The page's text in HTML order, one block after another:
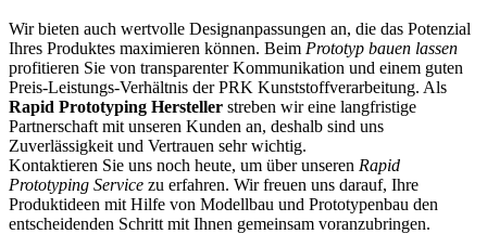
Wir bieten auch wertvolle Designanpassungen an, die das Potenzial
Ihres Produktes maximieren können. Beim Prototyp bauen lassen
profitieren Sie von transparenter Kommunikation und einem guten
Preis-Leistungs-Verhältnis der PRK Kunststoffverarbeitung. Als
Rapid Prototyping Hersteller streben wir eine langfristige
Partnerschaft mit unseren Kunden an, deshalb sind uns
Zuverlässigkeit und Vertrauen sehr wichtig.
Kontaktieren Sie uns noch heute, um über unseren Rapid
Prototyping Service zu erfahren. Wir freuen uns darauf, Ihre
Produktideen mit Hilfe von Modellbau und Prototypenbau den
entscheidenden Schritt mit Ihnen gemeinsam voranzubringen.